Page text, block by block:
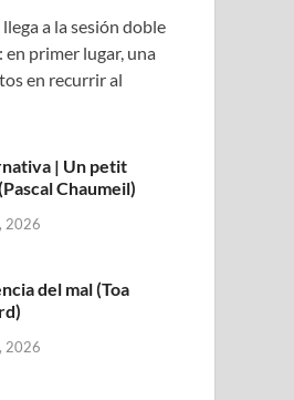
a la sesión doble
en primer lugar, una
en recurrir al
| Un petit
Chaumeil)
2026
del mal (Toa
2026